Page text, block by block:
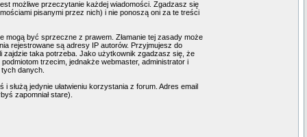
możliwe przeczytanie każdej wiadomości. Zgadzasz się
pisanymi przez nich) i nie ponoszą oni za te treści
być sprzeczne z prawem. Złamanie tej zasady może
rejestrowane są adresy IP autorów. Przyjmujesz do
zajdzie taka potrzeba. Jako użytkownik zgadzasz się, że
trzecim, jednakże webmaster, administrator i
danych.
jedynie ułatwieniu korzystania z forum. Adres email
zapomniał stare).